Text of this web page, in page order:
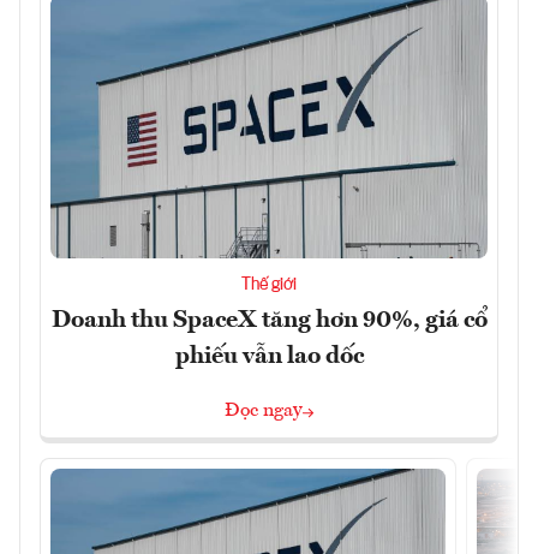
Thế giới
Doanh thu SpaceX tăng hơn 90%, giá cổ
phiếu vẫn lao dốc
Đọc ngay